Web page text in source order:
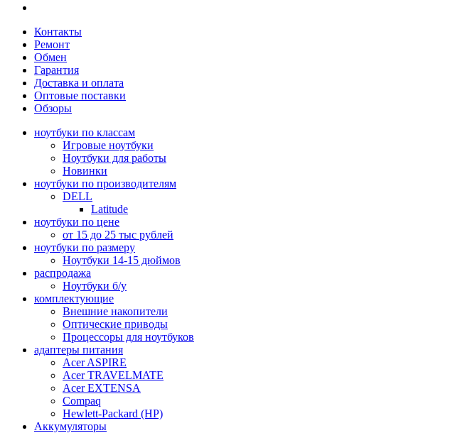
Контакты
Ремонт
Обмен
Гарантия
Доставка и оплата
Оптовые поставки
Обзоры
ноутбуки по классам
Игровые ноутбуки
Ноутбуки для работы
Новинки
ноутбуки по производителям
DELL
Latitude
ноутбуки по цене
от 15 до 25 тыс рублей
ноутбуки по размеру
Ноутбуки 14-15 дюймов
распродажа
Ноутбуки б/у
комплектующие
Внешние накопители
Оптические приводы
Процессоры для ноутбуков
адаптеры питания
Acer ASPIRE
Acer TRAVELMATE
Acer EXTENSA
Compaq
Hewlett-Packard (HP)
Аккумуляторы